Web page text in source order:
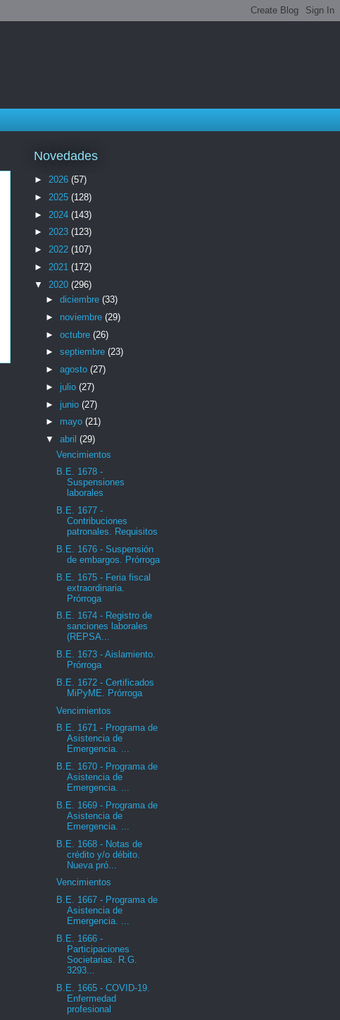
Novedades
► 2026 (57)
► 2025 (128)
► 2024 (143)
► 2023 (123)
► 2022 (107)
► 2021 (172)
▼ 2020 (296)
► diciembre (33)
► noviembre (29)
► octubre (26)
► septiembre (23)
► agosto (27)
► julio (27)
► junio (27)
► mayo (21)
▼ abril (29)
Vencimientos
B.E. 1678 -
Suspensiones
laborales
B.E. 1677 -
Contribuciones
patronales. Requisitos
B.E. 1676 - Suspensión
de embargos. Prórroga
B.E. 1675 - Feria fiscal
extraordinaria.
Prórroga
B.E. 1674 - Registro de
sanciones laborales
(REPSA...
B.E. 1673 - Aislamiento.
Prórroga
B.E. 1672 - Certificados
MiPyME. Prórroga
Vencimientos
B.E. 1671 - Programa de
Asistencia de
Emergencia. ...
B.E. 1670 - Programa de
Asistencia de
Emergencia. ...
B.E. 1669 - Programa de
Asistencia de
Emergencia. ...
B.E. 1668 - Notas de
crédito y/o débito.
Nueva pró...
Vencimientos
B.E. 1667 - Programa de
Asistencia de
Emergencia. ...
B.E. 1666 -
Participaciones
Societarias. R.G.
3293...
B.E. 1665 - COVID-19.
Enfermedad
profesional